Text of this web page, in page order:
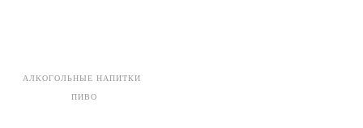
АЛКОГОЛЬНЫЕ НАПИТКИ
ПИВО